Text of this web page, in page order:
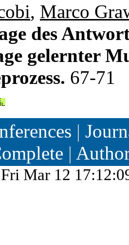
, Marco
des
gelernter
67-71
|
|
Fri Mar 12